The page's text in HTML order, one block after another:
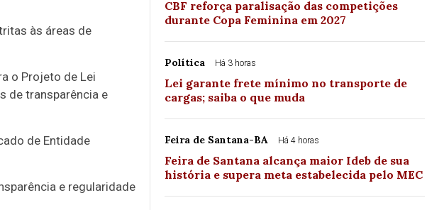
às áreas de
o Projeto de Lei
de transparência e
de Entidade
e regularidade
CBF reforça paralisação das competições
durante Copa Feminina em 2027
Política Há 3 horas
Lei garante frete mínimo no transporte de
cargas; saiba o que muda
Feira de Santana-BA Há 4 horas
Feira de Santana alcança maior Ideb de sua
história e supera meta estabelecida pelo MEC